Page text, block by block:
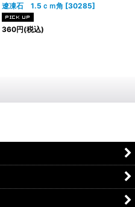
遼凍石 1.5ｃｍ角 [30285]
360円(税込)